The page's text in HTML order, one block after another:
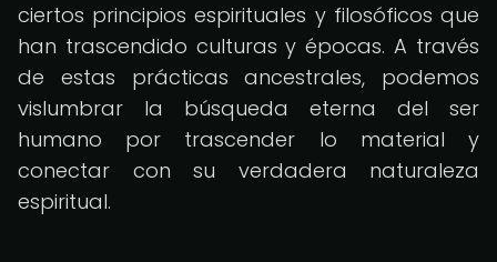
ciertos principios espirituales y filosóficos que
han trascendido culturas y épocas. A través
de estas prácticas ancestrales, podemos
vislumbrar la búsqueda eterna del ser
humano por trascender lo material y
conectar con su verdadera naturaleza
espiritual.